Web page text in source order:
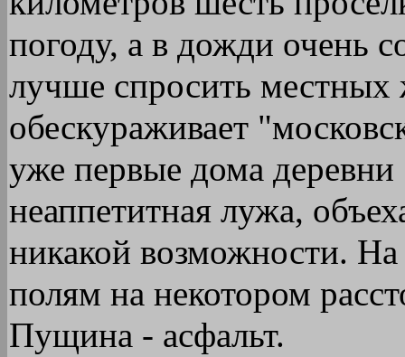
погоду, а в дожди очень
лучше спросить местных
обескураживает
уже первые дома
неаппетитная лужа,
никакой возможности. На
полям на некотором
Пущина - асфальт.